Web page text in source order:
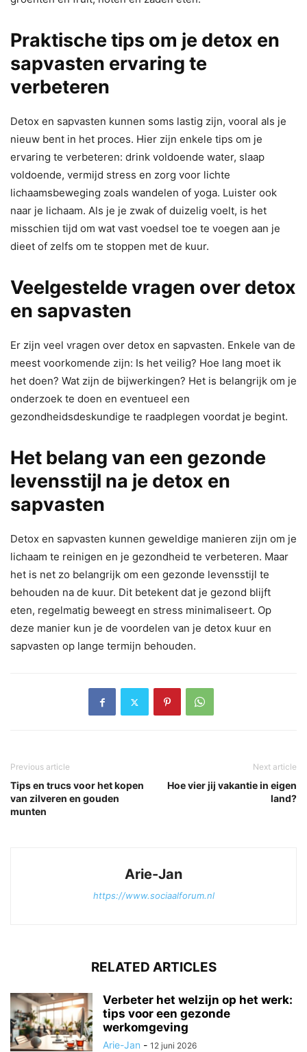
Praktische tips om je detox en
sapvasten ervaring te
verbeteren
Detox en sapvasten kunnen soms lastig zijn, vooral als je
nieuw bent in het proces. Hier zijn enkele tips om je
ervaring te verbeteren: drink voldoende water, slaap
voldoende, vermijd stress en zorg voor lichte
lichaamsbeweging zoals wandelen of yoga. Luister ook
naar je lichaam. Als je je zwak of duizelig voelt, is het
misschien tijd om wat vast voedsel toe te voegen aan je
dieet of zelfs om te stoppen met de kuur.
Veelgestelde vragen over detox
en sapvasten
Er zijn veel vragen over detox en sapvasten. Enkele van de
meest voorkomende zijn: Is het veilig? Hoe lang moet ik
het doen? Wat zijn de bijwerkingen? Het is belangrijk om je
onderzoek te doen en eventueel een
gezondheidsdeskundige te raadplegen voordat je begint.
Het belang van een gezonde
levensstijl na je detox en
sapvasten
Detox en sapvasten kunnen geweldige manieren zijn om je
lichaam te reinigen en je gezondheid te verbeteren. Maar
het is net zo belangrijk om een gezonde levensstijl te
behouden na de kuur. Dit betekent dat je gezond blijft
eten, regelmatig beweegt en stress minimaliseert. Op
deze manier kun je de voordelen van je detox kuur en
sapvasten op lange termijn behouden.
Previous article
Tips en trucs voor het kopen
van zilveren en gouden
munten
Next article
Hoe vier jij vakantie in eigen
land?
Arie-Jan
https://www.sociaalforum.nl
RELATED ARTICLES
Verbeter het welzijn op het werk:
tips voor een gezonde
werkomgeving
Arie-Jan - 12 juni 2026